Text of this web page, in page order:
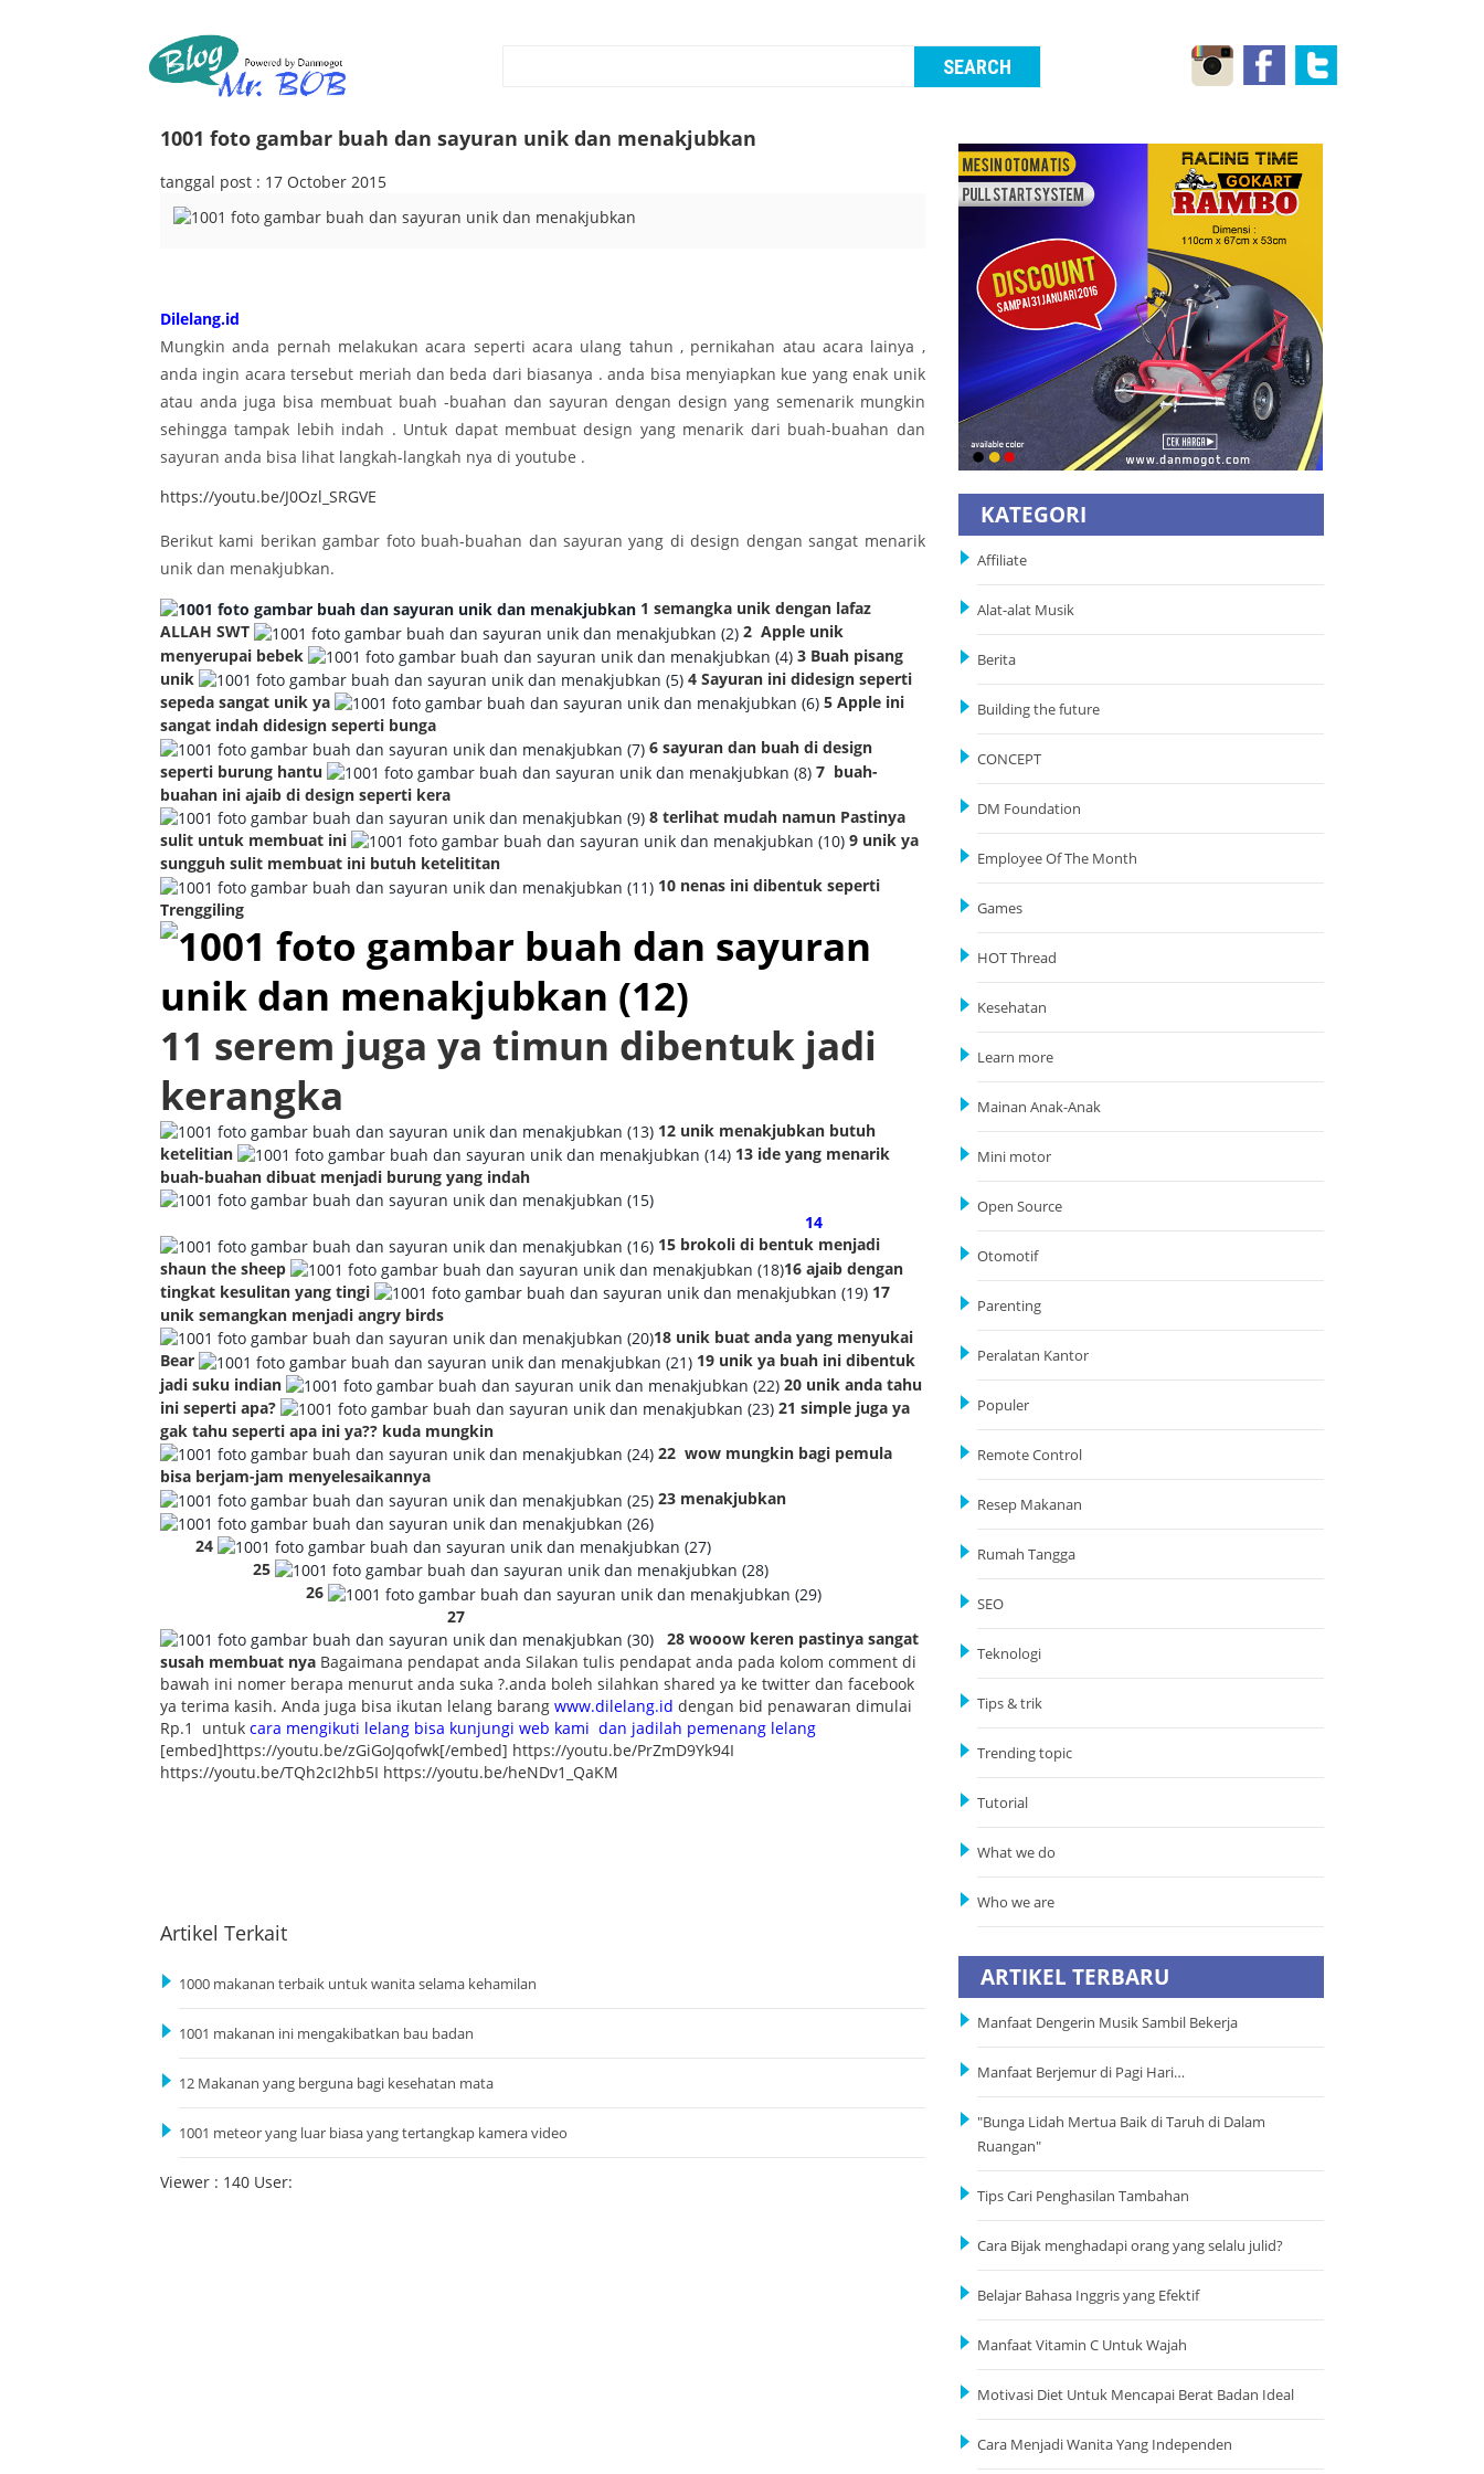
1001 foto gambar buah dan sayuran unik dan menakjubkan
tanggal post : 17 October 2015
Dilelang.id
Mungkin anda pernah melakukan acara seperti acara ulang tahun , pernikahan atau acara lainya ,
anda ingin acara tersebut meriah dan beda dari biasanya . anda bisa menyiapkan kue yang enak unik
atau anda juga bisa membuat buah -buahan dan sayuran dengan design yang semenarik mungkin
sehingga tampak lebih indah . Untuk dapat membuat design yang menarik dari buah-buahan dan
sayuran anda bisa lihat langkah-langkah nya di youtube .
https://youtu.be/J0Ozl_SRGVE
Berikut kami berikan gambar foto buah-buahan dan sayuran yang di design dengan sangat menarik
unik dan menakjubkan.
1 semangka unik dengan lafaz
ALLAH SWT
2 Apple unik
menyerupai bebek
3 Buah pisang
unik
4 Sayuran ini didesign seperti
sepeda sangat unik ya
5 Apple ini
sangat indah didesign seperti bunga
6 sayuran dan buah di design
seperti burung hantu
7 buah-
buahan ini ajaib di design seperti kera
8 terlihat mudah namun Pastinya
sulit untuk membuat ini
9 unik ya
sungguh sulit membuat ini butuh ketelititan
10 nenas ini dibentuk seperti
Trenggiling
11 serem juga ya timun dibentuk jadi
kerangka
12 unik menakjubkan butuh
ketelitian
13 ide yang menarik
buah-buahan dibuat menjadi burung yang indah
14
15 brokoli di bentuk menjadi
shaun the sheep
16 ajaib dengan
tingkat kesulitan yang tingi
17
unik semangkan menjadi angry birds
18 unik buat anda yang menyukai
Bear
19 unik ya buah ini dibentuk
jadi suku indian
20 unik anda tahu
ini seperti apa?
21 simple juga ya
gak tahu seperti apa ini ya?? kuda mungkin
22 wow mungkin bagi pemula
bisa berjam-jam menyelesaikannya
23 menakjubkan
24
25
26
27
28 wooow keren pastinya sangat
susah membuat nya Bagaimana pendapat anda Silakan tulis pendapat anda pada kolom comment di
bawah ini nomer berapa menurut anda suka ?.anda boleh silahkan shared ya ke twitter dan facebook
ya terima kasih. Anda juga bisa ikutan lelang barang www.dilelang.id dengan bid penawaran dimulai
Rp.1 untuk cara mengikuti lelang bisa kunjungi web kami dan jadilah pemenang lelang
[embed]https://youtu.be/zGiGoJqofwk[/embed] https://youtu.be/PrZmD9Yk94I
https://youtu.be/TQh2cI2hb5I https://youtu.be/heNDv1_QaKM
Artikel Terkait
1000 makanan terbaik untuk wanita selama kehamilan
1001 makanan ini mengakibatkan bau badan
12 Makanan yang berguna bagi kesehatan mata
1001 meteor yang luar biasa yang tertangkap kamera video
Viewer : 140 User:
KATEGORI
Affiliate
Alat-alat Musik
Berita
Building the future
CONCEPT
DM Foundation
Employee Of The Month
Games
HOT Thread
Kesehatan
Learn more
Mainan Anak-Anak
Mini motor
Open Source
Otomotif
Parenting
Peralatan Kantor
Populer
Remote Control
Resep Makanan
Rumah Tangga
SEO
Teknologi
Tips & trik
Trending topic
Tutorial
What we do
Who we are
ARTIKEL TERBARU
Manfaat Dengerin Musik Sambil Bekerja
Manfaat Berjemur di Pagi Hari…
"Bunga Lidah Mertua Baik di Taruh di Dalam
Ruangan"
Tips Cari Penghasilan Tambahan
Cara Bijak menghadapi orang yang selalu julid?
Belajar Bahasa Inggris yang Efektif
Manfaat Vitamin C Untuk Wajah
Motivasi Diet Untuk Mencapai Berat Badan Ideal
Cara Menjadi Wanita Yang Independen